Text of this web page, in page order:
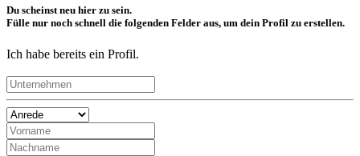
Du scheinst neu hier zu sein.
Fülle nur noch schnell die folgenden Felder aus, um dein Profil zu erstellen.
Ich habe bereits ein Profil.